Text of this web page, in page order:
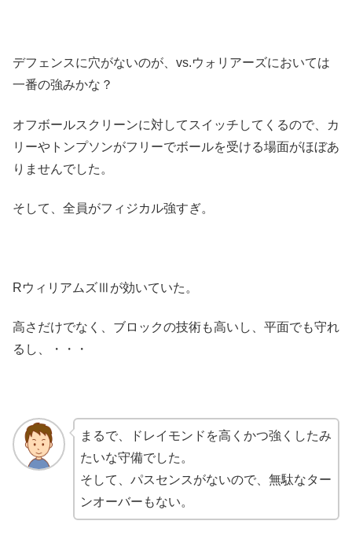
デフェンスに穴がないのが、vs.ウォリアーズにおいては
一番の強みかな？
オフボールスクリーンに対してスイッチしてくるので、カ
リーやトンプソンがフリーでボールを受ける場面がほぼあ
りませんでした。
そして、全員がフィジカル強すぎ。
RウィリアムズⅢが効いていた。
高さだけでなく、ブロックの技術も高いし、平面でも守れ
るし、・・・
まるで、ドレイモンドを高くかつ強くしたみ
たいな守備でした。
そして、パスセンスがないので、無駄なター
ンオーバーもない。